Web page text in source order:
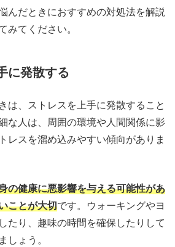
んだときにおすすめの対処法を解説
みてください。
に発散する
は、ストレスを上手に発散すること
な人は、周囲の環境や人間関係に影
レスを溜め込みやすい傾向がありま
の健康に悪影響を与える可能性があ
ことが大切です。ウォーキングやヨ
たり、趣味の時間を確保したりして
しょう。